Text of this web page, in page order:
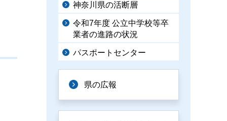
神奈川県の活断層
令和7年度 公立中学校等卒
業者の進路の状況
パスポートセンター
県の広報